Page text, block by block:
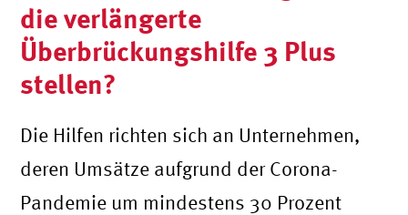
die verlängerte
Überbrückungshilfe 3 Plus
stellen?
Die Hilfen richten sich an Unternehmen,
deren Umsätze aufgrund der Corona-
Pandemie um mindestens 30 Prozent